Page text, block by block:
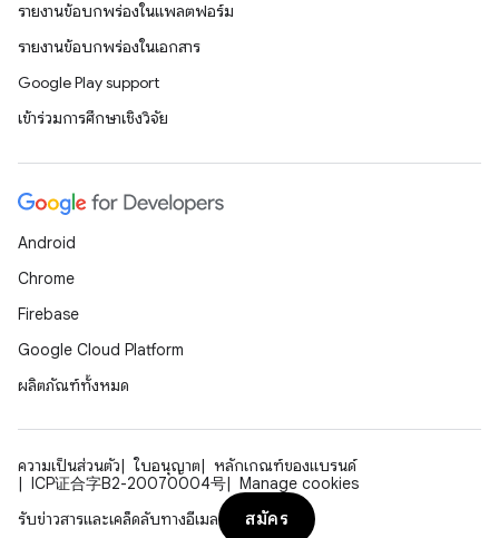
รายงานข้อบกพร่องในแพลตฟอร์ม
รายงานข้อบกพร่องในเอกสาร
Google Play support
เข้าร่วมการศึกษาเชิงวิจัย
Android
Chrome
Firebase
Google Cloud Platform
ผลิตภัณฑ์ทั้งหมด
ความเป็นส่วนตัว ใบอนุญาต
หลักเกณฑ์ของแบรนด์
ICP证合字B2-20070004号
Manage cookies
รับข่าวสารและเคล็ดลับทางอีเมล
สมัคร